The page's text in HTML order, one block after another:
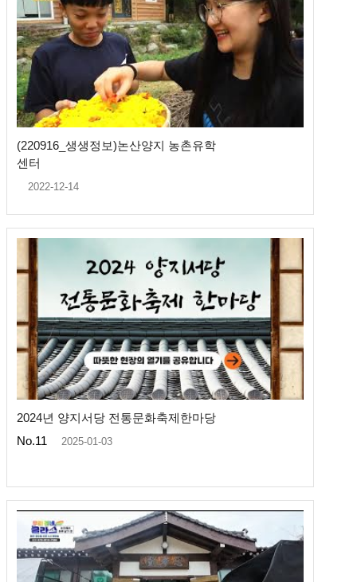
(220916_생생정보)논산양지 농촌유학
센터
2022-12-14
2024년 양지서당 전통문화축제한마당
No.11
2025-01-03